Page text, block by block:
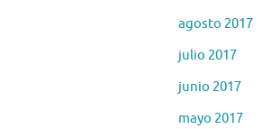
agosto 2017
julio 2017
junio 2017
mayo 2017